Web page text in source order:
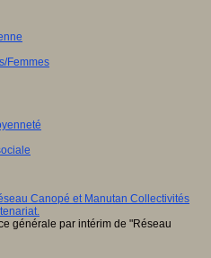
Femmes
Canopé et Manutan Collectivités
générale par intérim de "Réseau